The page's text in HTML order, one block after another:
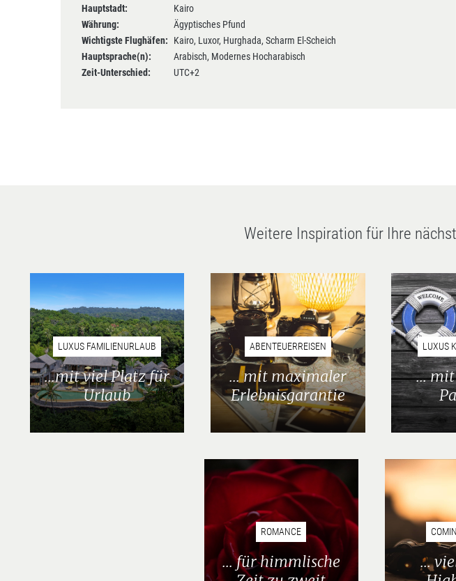
Hauptstadt:
Kairo
Währung:
Ägyptisches Pfund
Wichtigste Flughäfen: Kairo, Luxor, Hurghada, Scharm El-Scheich
Hauptsprache(n):
Arabisch, Modernes Hocharabisch
Zeit-Unterschied:
UTC+2
Weitere Inspiration für Ihre
LUXUS FAMILIENURLAUB
...mit viel Platz für
Urlaub
ABENTEUERREISEN
... mit maximaler
Erlebnisgarantie
LUXUS
...
ROMANCE
... für himmlische
...